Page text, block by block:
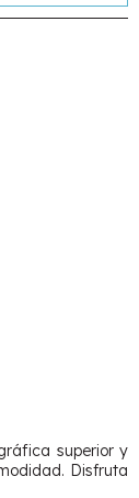
superior y
Disfruta